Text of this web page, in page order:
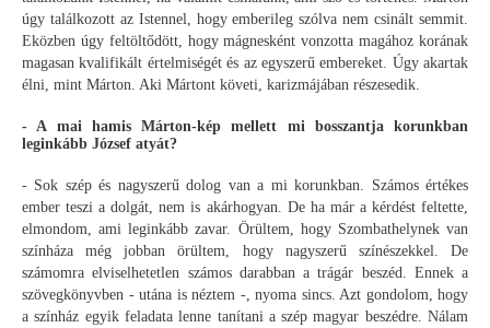
úgy találkozott az Istennel, hogy emberileg szólva nem csinált semmit.
Eközben úgy feltöltődött, hogy mágnesként vonzotta magához korának
magasan kvalifikált értelmiségét és az egyszerű embereket. Úgy akartak
élni, mint Márton. Aki Mártont követi, karizmájában részesedik.
- A mai hamis Márton-kép mellett mi bosszantja korunkban
leginkább József atyát?
- Sok szép és nagyszerű dolog van a mi korunkban. Számos értékes
ember teszi a dolgát, nem is akárhogyan. De ha már a kérdést feltette,
elmondom, ami leginkább zavar. Örültem, hogy Szombathelynek van
színháza még jobban örültem, hogy nagyszerű színészekkel. De
számomra elviselhetetlen számos darabban a trágár beszéd. Ennek a
szövegkönyvben - utána is néztem -, nyoma sincs. Azt gondolom, hogy
a színház egyik feladata lenne tanítani a szép magyar beszédre. Nálam